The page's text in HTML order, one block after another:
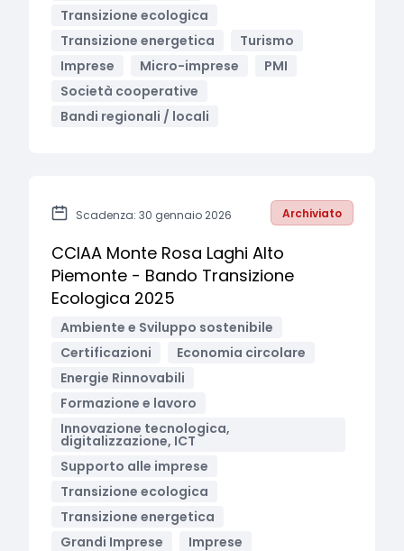
Transizione ecologica
Transizione energetica
Turismo
Imprese
Micro-imprese
PMI
Società cooperative
Bandi regionali / locali
Scadenza: 30 gennaio 2026 Archiviato
CCIAA Monte Rosa Laghi Alto
Piemonte - Bando Transizione
Ecologica 2025
Ambiente e Sviluppo sostenibile
Certificazioni
Economia circolare
Energie Rinnovabili
Formazione e lavoro
Innovazione tecnologica,
digitalizzazione, ICT
Supporto alle imprese
Transizione ecologica
Transizione energetica
Grandi Imprese
Imprese